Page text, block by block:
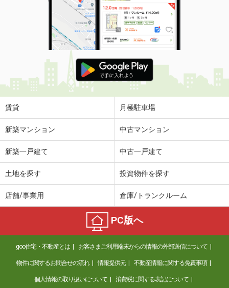
賃貸 月極駐車場
新築マンション 中古マンション
新築一戸建て 中古一戸建て
土地を探す 投資物件を探す
店舗/事業用 倉庫/トランクルーム
PC版へ
goo住宅・不動産とは お客さまご利用端末からの情報の外部送信について
物件に関するお問合せの流れ 情報提供元 不動産情報に関する免責事項
個人情報の取り扱いについて 消費税に関する表記について